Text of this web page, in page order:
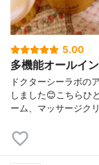
5.00
多機能オールイ
ドクターシーラボの
しました😊こちらひ
ーム、マッサージク